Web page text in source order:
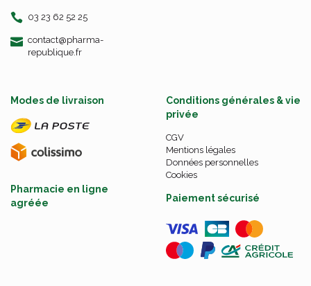
03 23 62 52 25
contact-
@-
pharma-
republique.fr
Modes de livraison
Pharmacie en ligne
agréée
Conditions générales & vie
privée
CGV
Mentions légales
Données personnelles
Cookies
Paiement sécurisé